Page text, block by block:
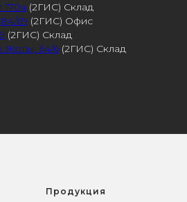
170а (2ГИС) Склад
69 (2ГИС) Офис
(2ГИС) Склад
Жолы, 64/6 (2ГИС) Склад
Продукция